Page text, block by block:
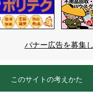
バナー広告を募集
このサイトの考えかた